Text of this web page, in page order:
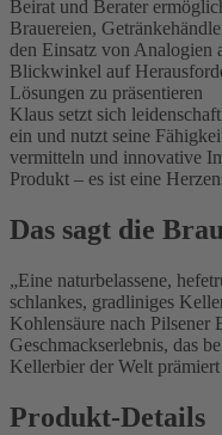
Beirat und Berater
Brauereien,
den Einsatz von Analogien
Blickwinkel auf
Lösungen zu präsentieren
Klaus setzt sich
ein und nutzt seine
vermitteln und innovative
Produkt – es ist eine
Das sagt die
Eine naturbelassene,
schlankes, gradliniges
Kohlensäure nach Pilsener
Geschmackserlebnis, das
Kellerbier der Welt
Produkt-Details